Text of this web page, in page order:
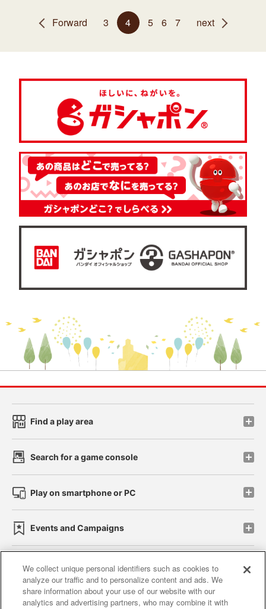
Forward 3 4 5 6 7 next
Find a play area
Search for a game console
Play on smartphone or PC
Events and Campaigns
Affiliate Sustainability site policy privacy policy
We collect unique personal identifiers such as cookies to
analyze our traffic and to personalize content and ads. We
share information about your use of our website with our
analytics and advertising partners, who may combine it with